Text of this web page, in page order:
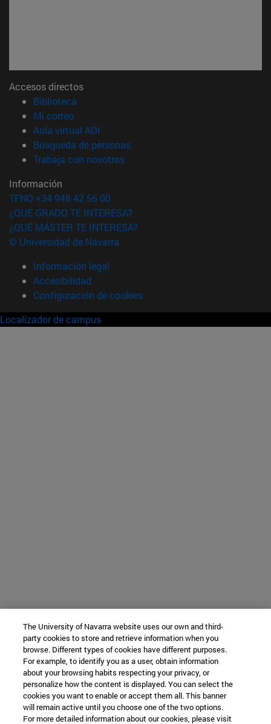
Accesos directos
Biblioteca
Mi correo(abre en nueva ventana)
Aula virtual ADI
Búsqueda de personas(abre en nueva ventana)
Trabaja con nosotros(abre en nueva ventana)
Información
TFNO +34 948 42 56 00
¿QUÉ GRADO TE INTERESA?
¿QUÉ MÁSTER TE INTERESA?
© Universidad de Navarra
Información legal
Accesibilidad
Configuración de cookies
Localizador de campus
The University of Navarra website uses our own and third-
party cookies to store and retrieve information when you
browse. Different types of cookies have different purposes.
For example, to identify you as a user, obtain information
about your browsing habits respecting your privacy, or
personalize how the content is displayed. You can select the
cookies you want to enable or accept them all. This banner
will remain active until you choose one of the two options.
For more detailed information about our cookies, please visit